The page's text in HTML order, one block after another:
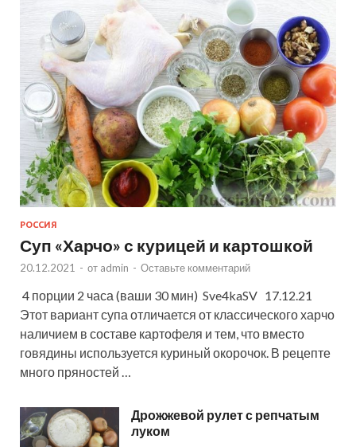
РОССИЯ
Суп «Харчо» с курицей и картошкой
20.12.2021 - от admin - Оставьте комментарий
4 порции 2 часа (ваши 30 мин) Sve4kaSV 17.12.21
Этот вариант супа отличается от классического харчо
наличием в составе картофеля и тем, что вместо
говядины используется куриный окорочок. В рецепте
много пряностей …
Дрожжевой рулет с репчатым
луком